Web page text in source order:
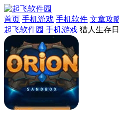
首页 手机游戏 手机软件 文章攻
起飞软件园 手机游戏 猎人生存